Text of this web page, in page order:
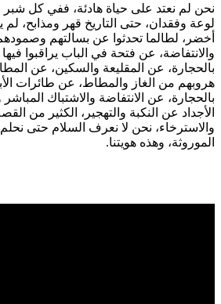
نحن لم نعتد على حياة هادئة، ففي كل
لوعة وفقدان، حتى التاريخ قهر ومذابح، لم
أخضر، لطالما تحدثوا عن بسالتهم
والانتفاضة، عن فتحة في الباب يراقبوا فيها
بالحجارة، عن المقليعة والسكين، عن
هروبهم من الغاز والمطاط، عن طائرات
بالحجارة، عن الانتفاضة والاشتباك
الأجداد عن النكبة والتهجير، الكثير من
والاسترخاء، نحن لا نعرف السلام حتى نحلم
الموروثة، وهذه هويتنا.